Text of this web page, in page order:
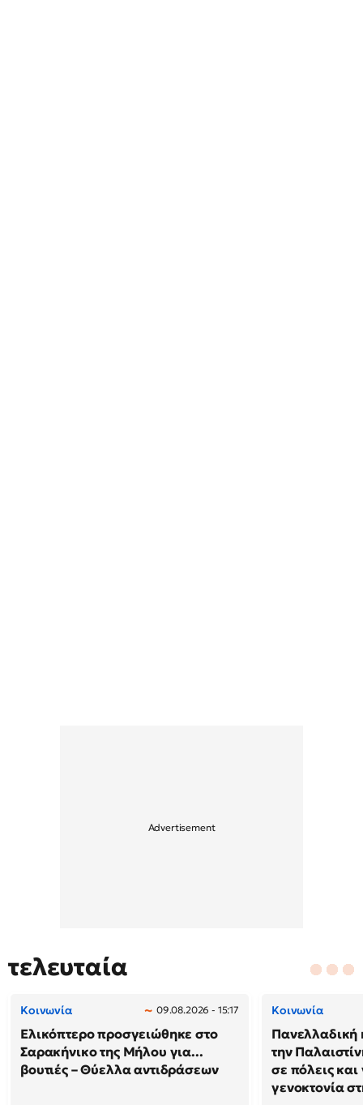
τελευταία
Κοινωνία 09.08.2026 - 15:17
Ελικόπτερο προσγειώθηκε στο
Σαρακήνικο της Μήλου για...
βουτιές – Θύελλα αντιδράσεων
Κοινωνία
Πανελλαδική
την
σε πόλεις και
γενοκτονία